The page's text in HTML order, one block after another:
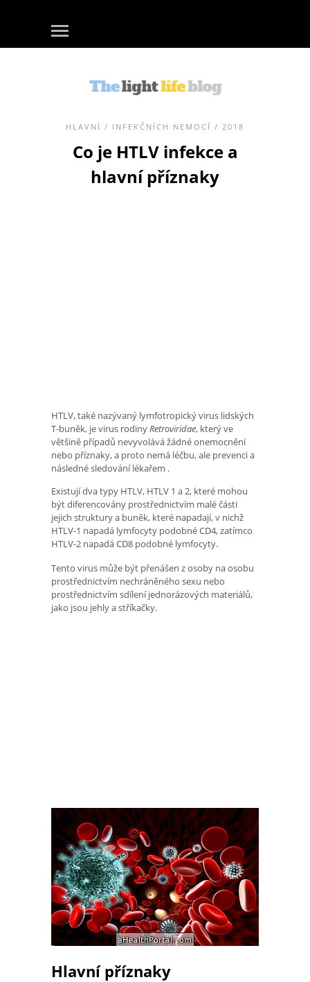
HLAVNÍ / INFEKČNÍCH NEMOCÍ / 2018
Co je HTLV infekce a
hlavní příznaky
HTLV, také nazývaný lymfotropický virus lidských
T-buněk, je virus rodinyRetroviridae, který ve
většině případů nevyvolává žádné onemocnění
nebo příznaky, a proto nemá léčbu, ale prevenci a
následné sledování lékařem .
Existují dva typy HTLV, HTLV 1 a 2, které mohou
být diferencovány prostřednictvím malé části
jejich struktury a buněk, které napadají, v nichž
HTLV-1 napadá lymfocyty podobné CD4, zatímco
HTLV-2 napadá CD8 podobné lymfocyty.
Tento virus může být přenášen z osoby na osobu
prostřednictvím nechráněného sexu nebo
prostřednictvím sdílení jednorázových materiálů,
jako jsou jehly a stříkačky.
Hlavní příznaky